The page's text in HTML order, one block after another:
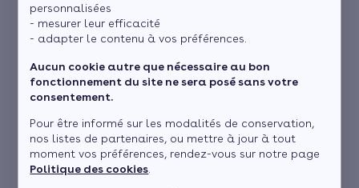
personnalisées
- mesurer leur efficacité
- adapter le contenu à vos préférences.
Aucun cookie autre que nécessaire au bon
fonctionnement du site ne sera posé sans votre
consentement.
Pour être informé sur les modalités de conservation,
nos listes de partenaires, ou mettre à jour à tout
moment vos préférences, rendez-vous sur notre page
Politique des cookies